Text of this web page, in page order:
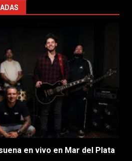
en vivo en Mar del Plata